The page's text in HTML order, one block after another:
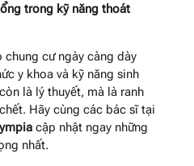
trong kỹ năng thoát
cư ngày càng dày
y khoa và kỹ năng sinh
là lý thuyết, mà là ranh
Hãy cùng các bác sĩ tại
cập nhật ngay những
nhất.